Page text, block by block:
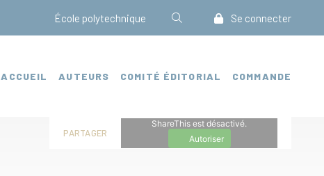
École polytechnique Se connecter
ACCUEIL AUTEURS COMITÉ ÉDITORIAL COMMANDE
PARTAGER
ShareThis est désactivé.
Autoriser